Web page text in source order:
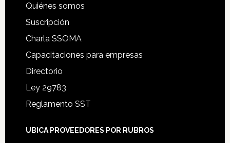
Quiénes somos
Suscripción
Charla SSOMA
Capacitaciones para empresas
Directorio
Ley 29783
Reglamento SST
UBICA PROVEEDORES POR RUBROS